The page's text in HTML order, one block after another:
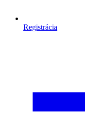
Registrácia